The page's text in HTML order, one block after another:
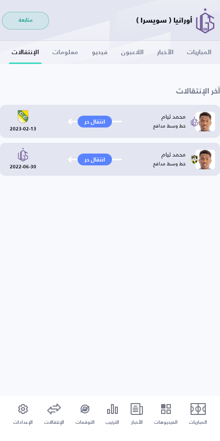
أورانيا ( سويسرا ) متابعة
المباريات الأخبار اللاعبون فيديو معلومات الإنتقالات
آخر الإنتقالات
محمد ثيام
خط وسط مدافع انتقال حر
2023-02-13
محمد ثيام
خط وسط مدافع انتقال حر
2022-06-30
المباريات الفيديوهات الأخبار الترتيب التوقعات الإنتقالات الإعدادات